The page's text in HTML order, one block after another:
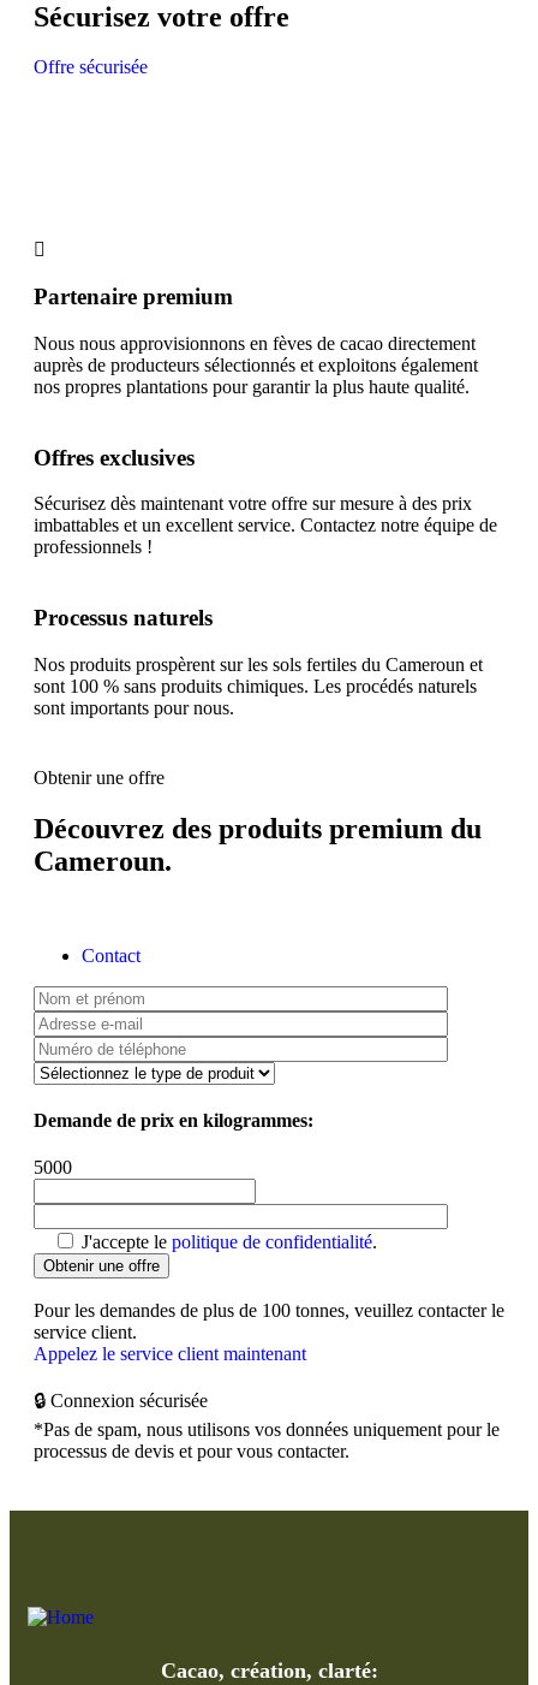
Sécurisez votre offre
Offre sécurisée
Partenaire premium
Nous nous approvisionnons en fèves de cacao directement
auprès de producteurs sélectionnés et exploitons également
nos propres plantations pour garantir la plus haute qualité.
Offres exclusives
Sécurisez dès maintenant votre offre sur mesure à des prix
imbattables et un excellent service. Contactez notre équipe de
professionnels !
Processus naturels
Nos produits prospèrent sur les sols fertiles du Cameroun et
sont 100 % sans produits chimiques. Les procédés naturels
sont importants pour nous.
Obtenir une offre
Découvrez des produits premium du
Cameroun.
Contact
Demande de prix en kilogrammes:
5000
J'accepte le politique de confidentialité.
Pour les demandes de plus de 100 tonnes, veuillez contacter le
service client.
Appelez le service client maintenant
🔒 Connexion sécurisée
*Pas de spam, nous utilisons vos données uniquement pour le
processus de devis et pour vous contacter.
Cacao, création, clarté: